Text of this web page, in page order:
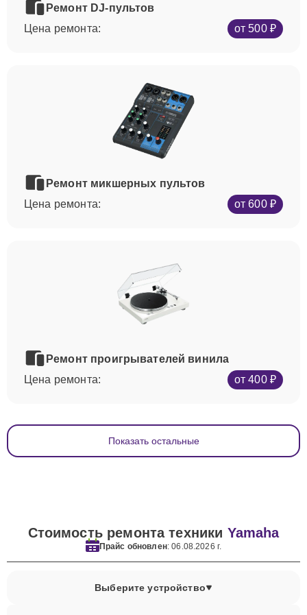
Ремонт DJ-пультов
Цена ремонта:
от 500 ₽
Ремонт микшерных пультов
Цена ремонта:
от 600 ₽
Ремонт проигрывателей винила
Цена ремонта:
от 400 ₽
Показать остальные
Стоимость ремонта техники Yamaha
Прайс обновлен: 06.08.2026 г.
Выберите устройство